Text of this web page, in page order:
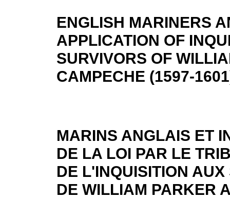
ENGLISH MARINERS
APPLICATION OF
SURVIVORS OF
CAMPECHE (1597-
MARINS ANGLAIS ET
DE LA LOI PAR LE
DE L'INQUISITION
DE WILLIAM PARKER